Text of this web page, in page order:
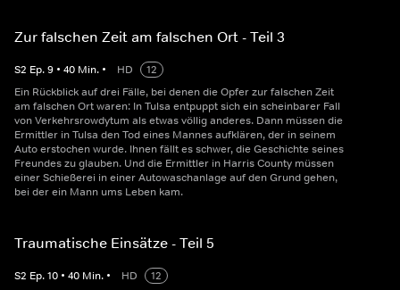
Zur falschen Zeit am falschen Ort - Teil 3
S2 Ep.9 • 40 Min. • HD
12
Ein Rückblick auf drei Fälle, bei denen die Opfer zur falschen Zeit
am falschen Ort waren: In Tulsa entpuppt sich ein scheinbarer Fall
von Verkehrsrowdytum als etwas völlig anderes. Dann müssen die
Ermittler in Tulsa den Tod eines Mannes aufklären, der in seinem
Auto erstochen wurde. Ihnen fällt es schwer, die Geschichte seines
Freundes zu glauben. Und die Ermittler in Harris County müssen
einer Schießerei in einer Autowaschanlage auf den Grund gehen,
bei der ein Mann ums Leben kam.
Traumatische Einsätze - Teil 5
S2 Ep.10 • 40 Min. • HD
12